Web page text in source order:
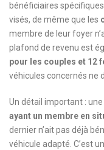
bénéficiaires
visés, de même que les
membre de leur foyer
plafond de revenu est
pour les couples et 12
véhicules concernés ne
Un détail important : une
ayant un membre en
dernier n’ait pas déjà
véhicule adapté. C’est